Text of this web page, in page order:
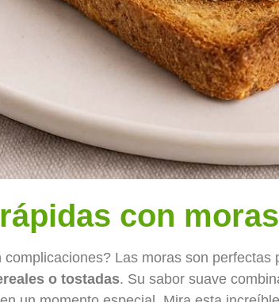
con moras
Las moras son perfectas
o tostadas. Su sabor suave